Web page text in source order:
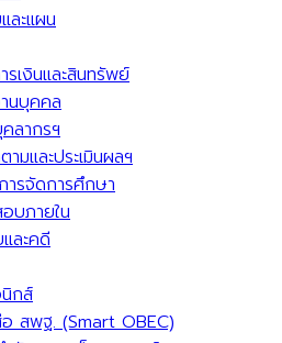
ละแผน
รเงินและสินทรัพย์
นบุคคล
ลากรฯ
มและประเมินผลฯ
ารจัดการศึกษา
บภายใน
ละคดี
กส์
สพฐ. (Smart OBEC)